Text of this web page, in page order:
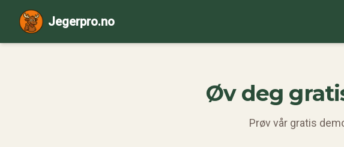
Jegerpro.no
Øv deg
Prøv vår gratis